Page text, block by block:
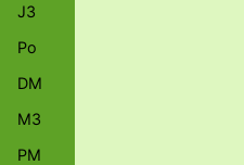
J3
Po
DM
M3
PM